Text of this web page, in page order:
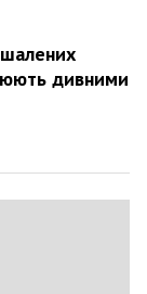
шалених
дивними